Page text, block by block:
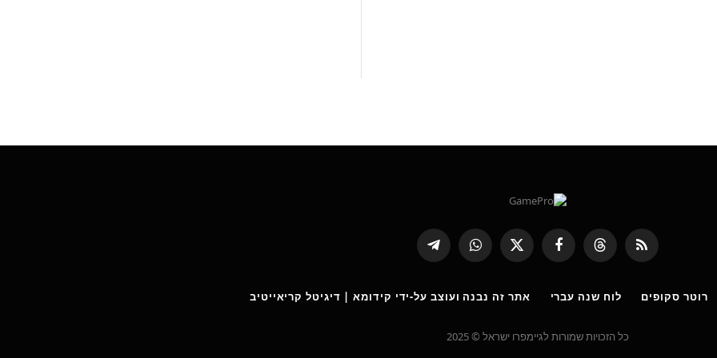
RSS
Threads פייסבוק
X
(טוויטר)
WhatsApp
Telegram
רוטר סקופים לוח שנה עברי אתר זה נבנה ועוצב על-ידי קידומא | דיגיטל קריאייטיב
כל הזכויות שמורות לגיימפרו ישראל © 2025